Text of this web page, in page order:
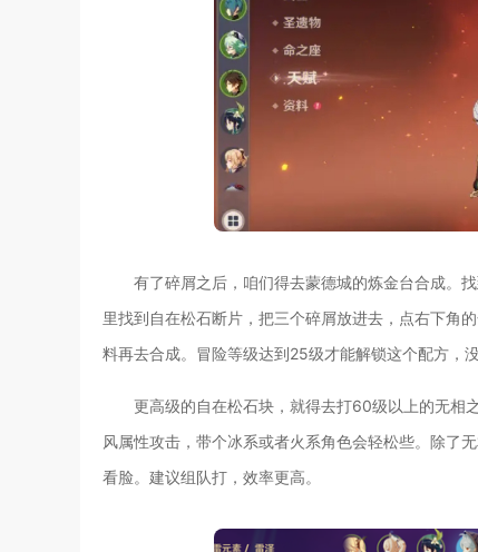
有了碎屑之后，咱们得去蒙德城的炼金台合成。
里找到自在松石断片，把三个碎屑放进去，点右下角
料再去合成。冒险等级达到25级才能解锁这个配方，
更高级的自在松石块，就得去打60级以上的无相
风属性攻击，带个冰系或者火系角色会轻松些。除了
看脸。建议组队打，效率更高。